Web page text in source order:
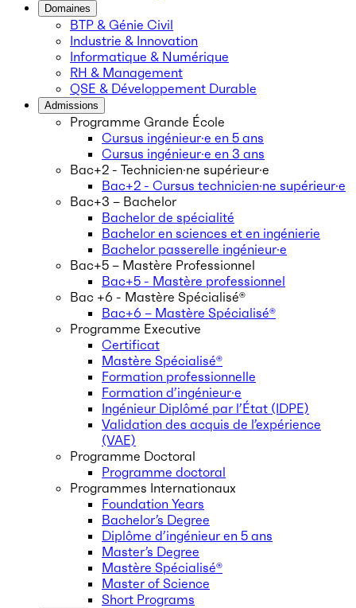
Domaines
BTP & Génie Civil
Industrie & Innovation
Informatique & Numérique
RH & Management
QSE & Développement Durable
Admissions
Programme Grande École
Cursus ingénieur·e en 5 ans
Cursus ingénieur·e en 3 ans
Bac+2 - Technicien·ne supérieur·e
Bac+2 - Cursus technicien·ne supérieur·e
Bac+3 – Bachelor
Bachelor de spécialité
Bachelor en sciences et en ingénierie
Bachelor passerelle ingénieur·e
Bac+5 – Mastère Professionnel
Bac+5 - Mastère professionnel
Bac +6 - Mastère Spécialisé®
Bac+6 – Mastère Spécialisé®
Programme Executive
Certificat
Mastère Spécialisé®
Formation professionnelle
Formation d’ingénieur·e
Ingénieur Diplômé par l’État (IDPE)
Validation des acquis de l’expérience
(VAE)
Programme Doctoral
Programme doctoral
Programmes Internationaux
Foundation Years
Bachelor’s Degree
Diplôme d’ingénieur en 5 ans
Master’s Degree
Mastère Spécialisé®
Master of Science
Short Programs